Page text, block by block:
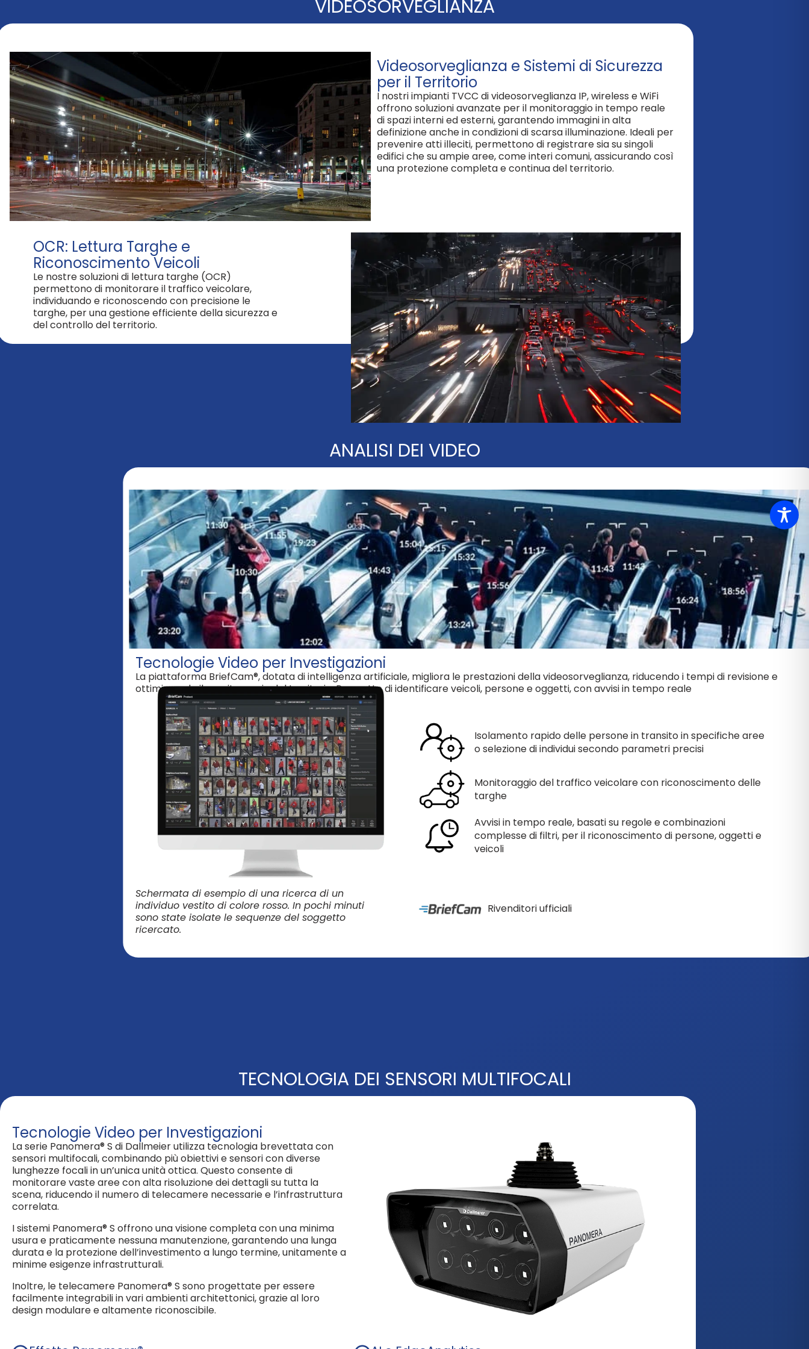
VIDEOSORVEGLIANZA​
Videosorveglianza e Sistemi di Sicurezza
per il Territorio
I nostri impianti TVCC di videosorveglianza IP, wireless e WiFi
offrono soluzioni avanzate per il monitoraggio in tempo reale
di spazi interni ed esterni, garantendo immagini in alta
definizione anche in condizioni di scarsa illuminazione. Ideali per
prevenire atti illeciti, permettono di registrare sia su singoli
edifici che su ampie aree, come interi comuni, assicurando così
una protezione completa e continua del territorio.
OCR: Lettura Targhe e
Riconoscimento Veicoli
Le nostre soluzioni di lettura targhe (OCR)
permettono di monitorare il traffico veicolare,
individuando e riconoscendo con precisione le
targhe, per una gestione efficiente della sicurezza e
del controllo del territorio.
ANALISI DEI VIDEO
Tecnologie Video per Investigazioni
La piattaforma BriefCam®, dotata di intelligenza artificiale, migliora le prestazioni della videosorveglianza, riducendo i tempi di revisione e
ottimizzando il monitoraggio del territorio. Permette di identificare veicoli, persone e oggetti, con avvisi in tempo reale
Schermata di esempio di una ricerca di un
individuo vestito di colore rosso. In pochi minuti
sono state isolate le sequenze del soggetto
ricercato.
Isolamento rapido delle persone in transito in specifiche aree
o selezione di individui secondo parametri precisi
Monitoraggio del traffico veicolare con riconoscimento delle
targhe
Avvisi in tempo reale, basati su regole e combinazioni
complesse di filtri, per il riconoscimento di persone, oggetti e
veicoli
Rivenditori ufficiali
TECNOLOGIA DEI SENSORI MULTIFOCALI​
Tecnologie Video per Investigazioni
La serie Panomera® S di Dallmeier utilizza tecnologia brevettata con
sensori multifocali, combinando più obiettivi e sensori con diverse
lunghezze focali in un’unica unità ottica. Questo consente di
monitorare vaste aree con alta risoluzione dei dettagli su tutta la
scena, riducendo il numero di telecamere necessarie e l’infrastruttura
correlata. ​
I sistemi Panomera® S offrono una visione completa con una minima
usura e praticamente nessuna manutenzione, garantendo una lunga
durata e la protezione dell’investimento a lungo termine, unitamente a
minime esigenze infrastrutturali.
Inoltre, le telecamere Panomera® S sono progettate per essere
facilmente integrabili in vari ambienti architettonici, grazie al loro
design modulare e altamente riconoscibile.